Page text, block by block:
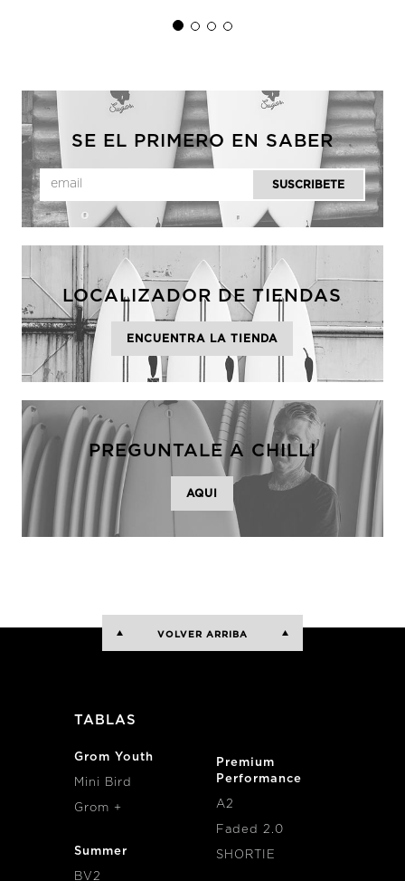
SE EL PRIMERO EN SABER
LOCALIZADOR DE TIENDAS
ENCUENTRA LA TIENDA
PREGUNTALE A CHILLI
AQUI
VOLVER ARRIBA
TABLAS
Grom Youth
Mini Bird
Grom +
Summer
BV2
Premium
Performance
A2
Faded 2.0
SHORTIE